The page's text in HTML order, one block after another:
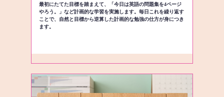
最初にたてた目標を踏まえて、「今日は英語の問題集を4ページ
やろう。」など計画的な学習を実施します。毎日これを繰り返す
ことで、自然と目標から逆算した計画的な勉強の仕方が身につき
ます。